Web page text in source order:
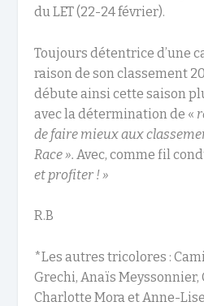
du LET (22-24 février).
Toujours détentrice d’une
raison de son classement
débute ainsi cette saison
avec la détermination de «
de faire mieux aux
Race ». Avec, comme fil
et profiter ! »
R.B
*Les autres tricolores :
Grechi, Anaïs
Charlotte Mora et Anne-